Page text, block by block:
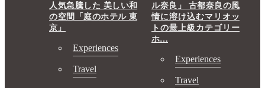
人気急騰した 美しい和
の空間「庭のホテル 東
京」
Experiences
Travel
ル奈良」 古都奈良の風
情に溶け込むマリオッ
トの最上級カテゴリー
ホ…
Experiences
Travel